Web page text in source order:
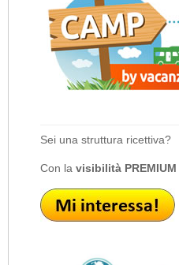
Sei una struttura ricettiva?
Con la visibilità PREMIUM